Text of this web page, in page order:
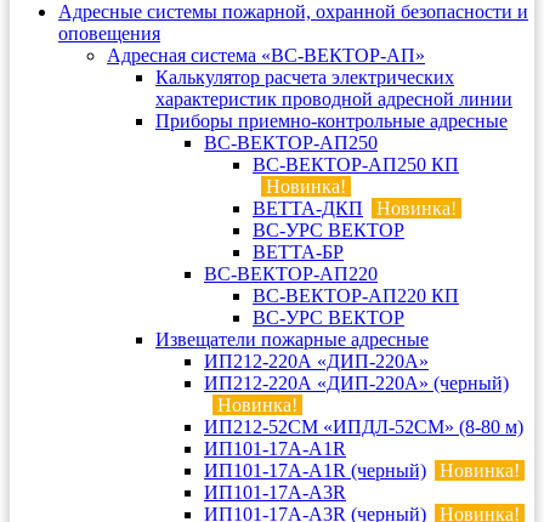
Адресные системы пожарной, охранной безопасности и
оповещения
Адресная система «ВС-ВЕКТОР-АП»
Калькулятор расчета электрических
характеристик проводной адресной линии
Приборы приемно-контрольные адресные
ВС-ВЕКТОР-АП250
ВС-ВЕКТОР-АП250 КП
Новинка!
ВЕТТА-ДКП
Новинка!
ВС-УРС ВЕКТОР
ВЕТТА-БР
ВС-ВЕКТОР-АП220
ВС-ВЕКТОР-АП220 КП
ВС-УРС ВЕКТОР
Извещатели пожарные адресные
ИП212-220А «ДИП-220А»
ИП212-220А «ДИП-220А» (черный)
Новинка!
ИП212-52СМ «ИПДЛ-52СМ» (8-80 м)
ИП101-17А-A1R
ИП101-17А-A1R (черный)
Новинка!
ИП101-17А-A3R
ИП101-17А-A3R (черный)
Новинка!